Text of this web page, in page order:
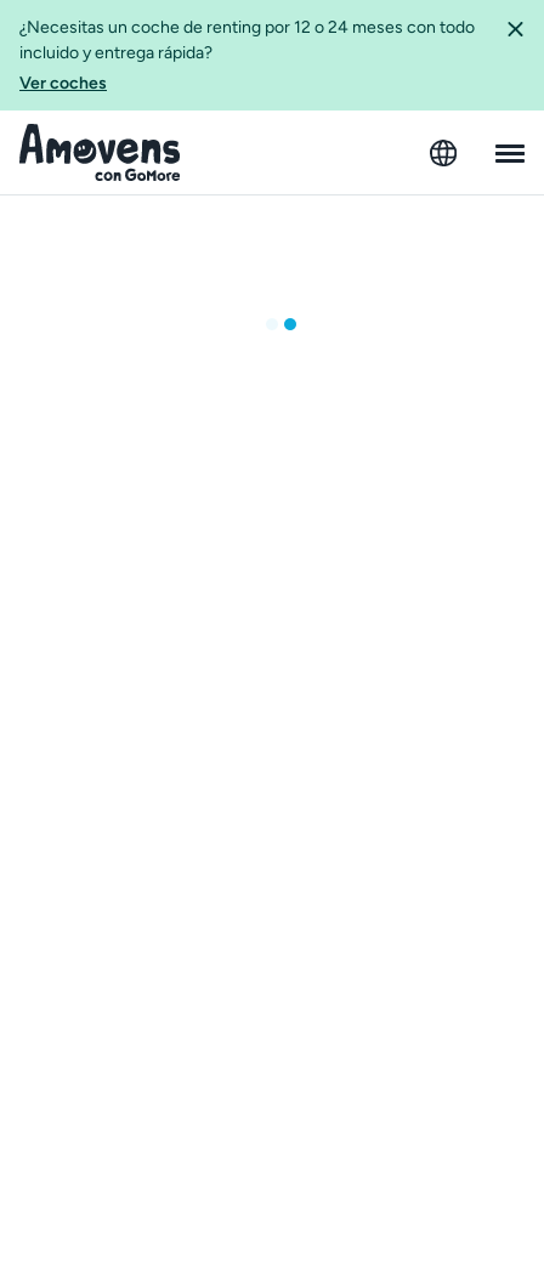
¿Necesitas un coche de renting por 12 o 24 meses con todo
incluido y entrega rápida?
Ver coches